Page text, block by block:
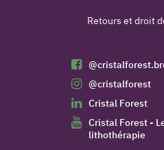
Retours et droit
@cristalforest
Cristal Forest
Cristal Forest -
lithothérapie